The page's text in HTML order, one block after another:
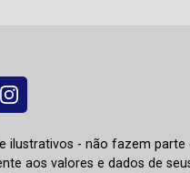
- não fazem
aos valores e dados de